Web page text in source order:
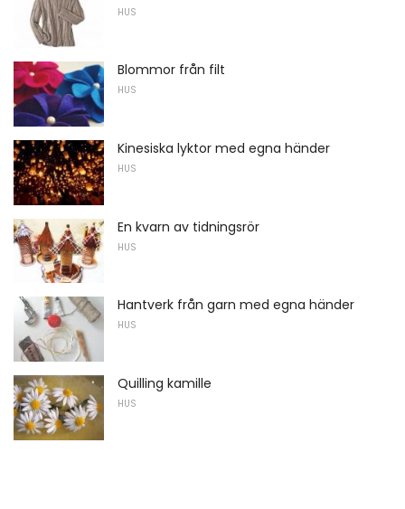
HUS
Blommor från filt
HUS
Kinesiska lyktor med egna händer
HUS
En kvarn av tidningsrör
HUS
Hantverk från garn med egna händer
HUS
Quilling kamille
HUS